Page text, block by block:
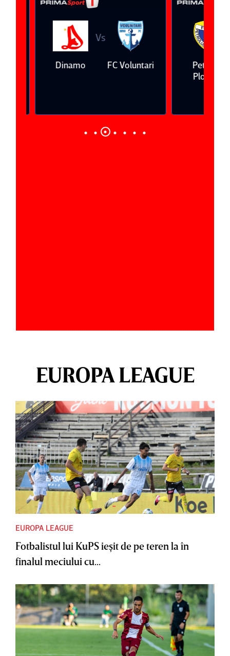
Dinamo
Vs
FC Voluntari
Petrolul
Ploieşti
EUROPA LEAGUE
EUROPA LEAGUE
Fotbalistul lui KuPS ieşit de pe teren la în
finalul meciului cu...